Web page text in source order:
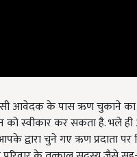
स्वीकार कर सकता है. भले
द्वारा चुने गए ऋण प्रदाता
परिवार के तत्काल सदस्य जैसे